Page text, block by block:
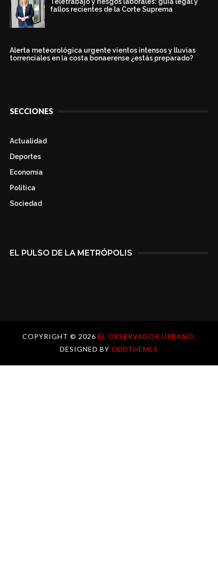
Teletrabajo y riesgos laborales: guía legal y
fallos recientes de la Corte Suprema
Alerta meteorológica urgente vientos intensos y lluvias
torrenciales en la costa bonaerense ¿estás preparado?
SECCIONES
Actualidad
Deportes
Economía
Politica
Sociedad
EL PULSO DE LA METRÓPOLIS
COPYRIGHT © 2026 EL OBSERVADOR URBANO.
DESIGNED BY ODDTHEMES